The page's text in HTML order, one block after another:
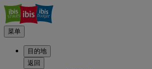
菜单
目的地
返回